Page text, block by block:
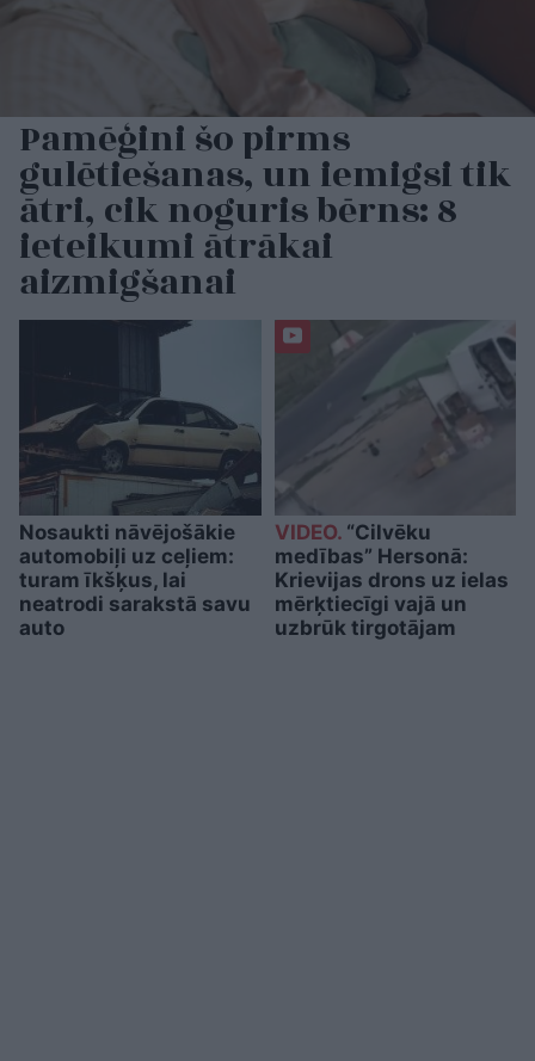
Pamēģini šo pirms
gulētiešanas, un iemigsi tik
ātri, cik noguris bērns: 8
ieteikumi ātrākai
aizmigšanai
Nosaukti nāvējošākie
automobiļi uz ceļiem:
turam īkšķus, lai
neatrodi sarakstā savu
auto
VIDEO.“Cilvēku
medības” Hersonā:
Krievijas drons uz ielas
mērķtiecīgi vajā un
uzbrūk tirgotājam